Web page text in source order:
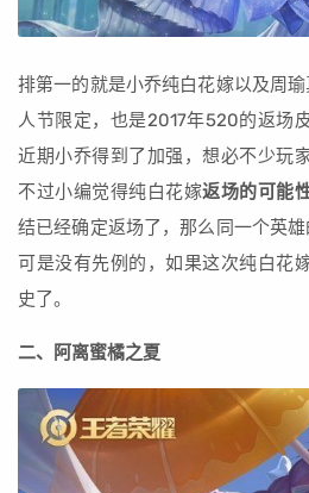
排第一的就是小乔纯白花嫁以及周
人节限定，也是2017年520的返场
近期小乔得到了加强，想必不少玩
不过小编觉得纯白花嫁返场的可能
结已经确定返场了，那么同一个英
可是没有先例的，如果这次纯白花
史了。
二、阿离蜜橘之夏